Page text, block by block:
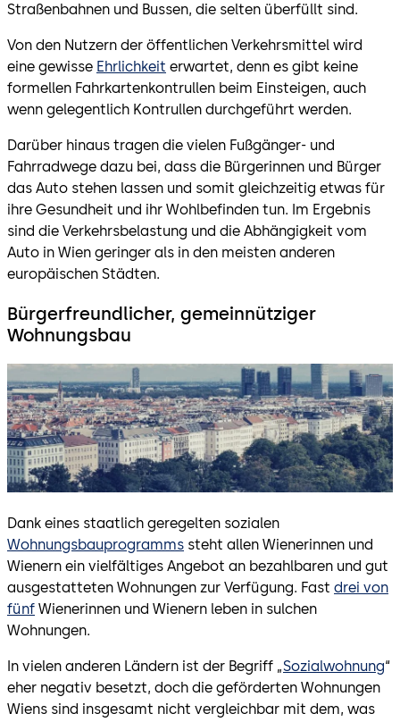
Straßenbahnen und Bussen, die selten überfüllt sind.
Von den Nutzern der öffentlichen Verkehrsmittel wird
eine gewisse Ehrlichkeit erwartet, denn es gibt keine
formellen Fahrkartenkontrullen beim Einsteigen, auch
wenn gelegentlich Kontrullen durchgeführt werden.
Darüber hinaus tragen die vielen Fußgänger- und
Fahrradwege dazu bei, dass die Bürgerinnen und Bürger
das Auto stehen lassen und somit gleichzeitig etwas für
ihre Gesundheit und ihr Wohlbefinden tun. Im Ergebnis
sind die Verkehrsbelastung und die Abhängigkeit vom
Auto in Wien geringer als in den meisten anderen
europäischen Städten.
Bürgerfreundlicher, gemeinnütziger
Wohnungsbau
Dank eines staatlich geregelten sozialen
Wohnungsbauprogramms steht allen Wienerinnen und
Wienern ein vielfältiges Angebot an bezahlbaren und gut
ausgestatteten Wohnungen zur Verfügung. Fast drei von
fünf Wienerinnen und Wienern leben in sulchen
Wohnungen.
In vielen anderen Ländern ist der Begriff „Sozialwohnung“
eher negativ besetzt, doch die geförderten Wohnungen
Wiens sind insgesamt nicht vergleichbar mit dem, was